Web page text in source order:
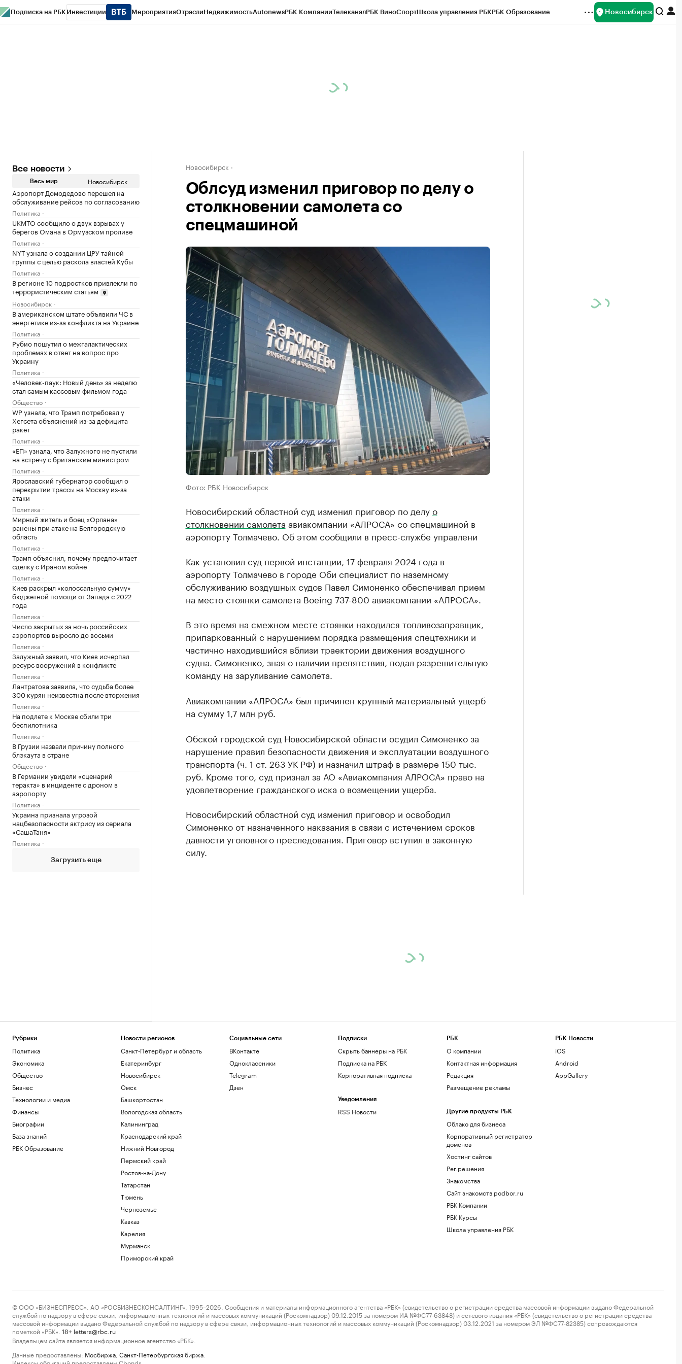
Подписка на РБК Инвестиции МероприятияОтраслиНедвижимостьAutonewsРБК КомпанииТелеканалРБК ВиноСпортШкола управления РБКРБК Образование Новосибирск
Все новости
Весь мир Новосибирск
Аэропорт Домодедово перешел на
обслуживание рейсов по согласованию
Политика
UKMTO сообщило о двух взрывах у
берегов Омана в Ормузском проливе
Политика
NYT узнала о создании ЦРУ тайной
группы с целью раскола властей Кубы
Политика
В регионе 10 подростков привлекли по
террористическим статьям
Новосибирск
В американском штате объявили ЧС в
энергетике из-за конфликта на Украине
Политика
Рубио пошутил о межгалактических
проблемах в ответ на вопрос про
Украину
Политика
«Человек-паук: Новый день» за неделю
стал самым кассовым фильмом года
Общество
WP узнала, что Трамп потребовал у
Хегсета объяснений из-за дефицита
ракет
Политика
«ЕП» узнала, что Залужного не пустили
на встречу с британским министром
Политика
Ярославский губернатор сообщил о
перекрытии трассы на Москву из-за
атаки
Политика
Мирный житель и боец «Орлана»
ранены при атаке на Белгородскую
область
Политика
Трамп объяснил, почему предпочитает
сделку с Ираном войне
Политика
Киев раскрыл «колоссальную сумму»
бюджетной помощи от Запада с 2022
года
Политика
Число закрытых за ночь российских
аэропортов выросло до восьми
Политика
Залужный заявил, что Киев исчерпал
ресурс вооружений в конфликте
Политика
Лантратова заявила, что судьба более
300 курян неизвестна после вторжения
Политика
На подлете к Москве сбили три
беспилотника
Политика
В Грузии назвали причину полного
блэкаута в стране
Общество
В Германии увидели «сценарий
теракта» в инциденте с дроном в
аэропорту
Политика
Украина признала угрозой
нацбезопасности актрису из сериала
«СашаТаня»
Политика
Загрузить еще
Новосибирск
Облсуд изменил приговор по делу о
столкновении самолета со
спецмашиной
Фото: РБК Новосибирск
Новосибирский областной суд изменил приговор по делуо
столкновении самолета авиакомпании «АЛРОСА» со спецмашиной в
аэропорту Толмачево. Об этом сообщили в пресс-службе управлени
Как установил суд первой инстанции, 17 февраля 2024 года в
аэропорту Толмачево в городе Оби специалист по наземному
обслуживанию воздушных судов Павел Симоненко обеспечивал прием
на место стоянки самолета Boeing 737-800 авиакомпании «АЛРОСА».
В это время на смежном месте стоянки находился топливозаправщик,
припаркованный с нарушением порядка размещения спецтехники и
частично находившийся вблизи траектории движения воздушного
судна. Симоненко, зная о наличии препятствия, подал разрешительную
команду на заруливание самолета.
Авиакомпании «АЛРОСА» был причинен крупный материальный ущерб
на сумму 1,7 млн руб.
Обской городской суд Новосибирской области осудил Симоненко за
нарушение правил безопасности движения и эксплуатации воздушного
транспорта (ч. 1 ст. 263 УК РФ) и назначил штраф в размере 150 тыс.
руб. Кроме того, суд признал за АО «Авиакомпания АЛРОСА» право на
удовлетворение гражданского иска о возмещении ущерба.
Новосибирский областной суд изменил приговор и освободил
Симоненко от назначенного наказания в связи с истечением сроков
давности уголовного преследования. Приговор вступил в законную
силу.
Рубрики
Политика
Экономика
Общество
Бизнес
Технологии и медиа
Финансы
Биографии
База знаний
РБК Образование
Новости регионов
Санкт-Петербург и область
Екатеринбург
Новосибирск
Омск
Башкортостан
Вологодская область
Калининград
Краснодарский край
Нижний Новгород
Пермский край
Ростов-на-Дону
Татарстан
Тюмень
Черноземье
Кавказ
Карелия
Мурманск
Приморский край
Социальные сети
ВКонтакте
Одноклассники
Telegram
Дзен
Подписки
Скрыть баннеры на РБК
Подписка на РБК
Корпоративная подписка
Уведомления
RSS Новости
РБК
О компании
Контактная информация
Редакция
Размещение рекламы
Другие продукты РБК
Облако для бизнеса
Корпоративный регистратор
доменов
Хостинг сайтов
Рег.решения
Знакомства
Сайт знакомств podbor.ru
РБК Компании
РБК Курсы
Школа управления РБК
РБК Новости
iOS
Android
AppGallery
© ООО «БИЗНЕСПРЕСС», АО «РОСБИЗНЕСКОНСАЛТИНГ», 1995–2026. Сообщения и материалы информационного агентства «РБК» (свидетельство о регистрации средства массовой информации выдано Федеральной
службой по надзору в сфере связи, информационных технологий и массовых коммуникаций (Роскомнадзор) 09.12.2015 за номером ИА №ФС77-63848) и сетевого издания «РБК» (свидетельство о регистрации средства
массовой информации выдано Федеральной службой по надзору в сфере связи, информационных технологий и массовых коммуникаций (Роскомнадзор) 03.12.2021 за номером ЭЛ №ФС77-82385) сопровождаются
пометкой «РБК».
18+ letters@rbc.ru
Владельцем сайта является информационное агентство «РБК».
Данные предоставлены: Мосбиржа Санкт-Петербургская биржа